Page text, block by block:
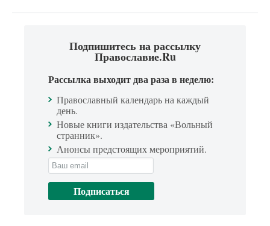
Подпишитесь на рассылку
Православие.Ru
Рассылка выходит два раза в неделю:
Православный календарь на каждый
день.
Новые книги издательства «Вольный
странник».
Анонсы предстоящих мероприятий.